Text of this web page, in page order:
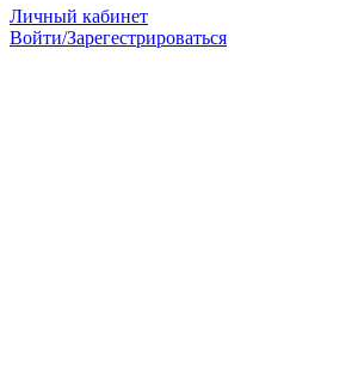
Личный кабинет
Войти/Зарегестрироваться